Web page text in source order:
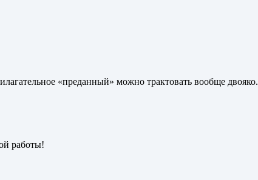
«преданный» можно трактовать вообще двояко.
работы!